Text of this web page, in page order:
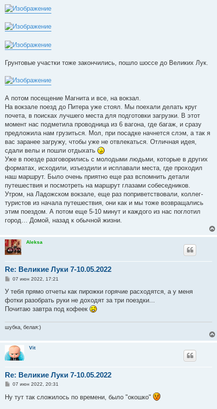
Грунтовые участки тоже закончились, пошло шоссе до Великих Лук.
А потом посещение Магнита и все, на вокзал.
На вокзале поезд до Питера уже стоял. Мы поехали делать круг
почета, в поисках лучшего места для подготовки загрузки. В этот
момент нас подметила проводница из 6 вагона, где багаж, и сразу
предложила нам грузиться. Мол, при посадке начнется слэм, а так я
вас заранее загружу, чтобы уже не отвлекаться. Отличная идея,
сдали велы и пошли отдыхать
Уже в поезде разговорились с молодыми людьми, которые в других
форматах, исходили, изъездили и исплавали места, где проходил
наш маршрут. Было очень приятно еще раз вспомнить детали
путешествия и посмотреть на маршрут глазами собеседников.
Утром, на Ладожском вокзале, еще раз поприветствовали, коллег-
туристов из начала путешествия, они как и мы тоже возвращались
этим поездом. А потом еще 5-10 минут и каждого из нас поглотил
город… Домой, назад к обычной жизни.
Aleksa
Re: Великие Луки 7-10.05.2022
С
о
щ
е
е
07 июн 2022, 17:21
У тебя прямо отчеты как пирожки горячие расходятся, а у меня
фотки разобрать руки не доходят за три поездки...
Почитаю завтра под кофеек
шубка, белая:)
Vit
Re: Великие Луки 7-10.05.2022
С
о
б
07 июн 2022, 20:31
Ну тут так сложилось по времени, было "окошко"